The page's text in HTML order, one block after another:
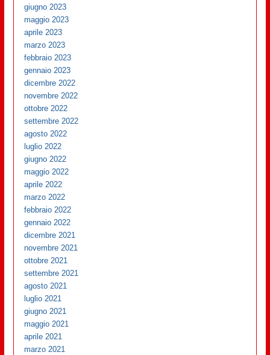
giugno 2023
maggio 2023
aprile 2023
marzo 2023
febbraio 2023
gennaio 2023
dicembre 2022
novembre 2022
ottobre 2022
settembre 2022
agosto 2022
luglio 2022
giugno 2022
maggio 2022
aprile 2022
marzo 2022
febbraio 2022
gennaio 2022
dicembre 2021
novembre 2021
ottobre 2021
settembre 2021
agosto 2021
luglio 2021
giugno 2021
maggio 2021
aprile 2021
marzo 2021